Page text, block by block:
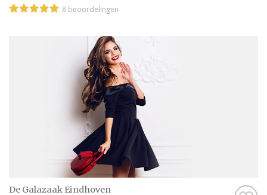
8 beoordelingen
De Galazaak Eindhoven